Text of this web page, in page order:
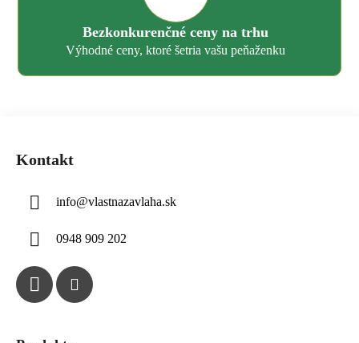
Bezkonkurenčné ceny na trhu
Výhodné ceny, ktoré šetria vašu peňaženku
Kontakt
info@vlastnazavlaha.sk
0948 909 202